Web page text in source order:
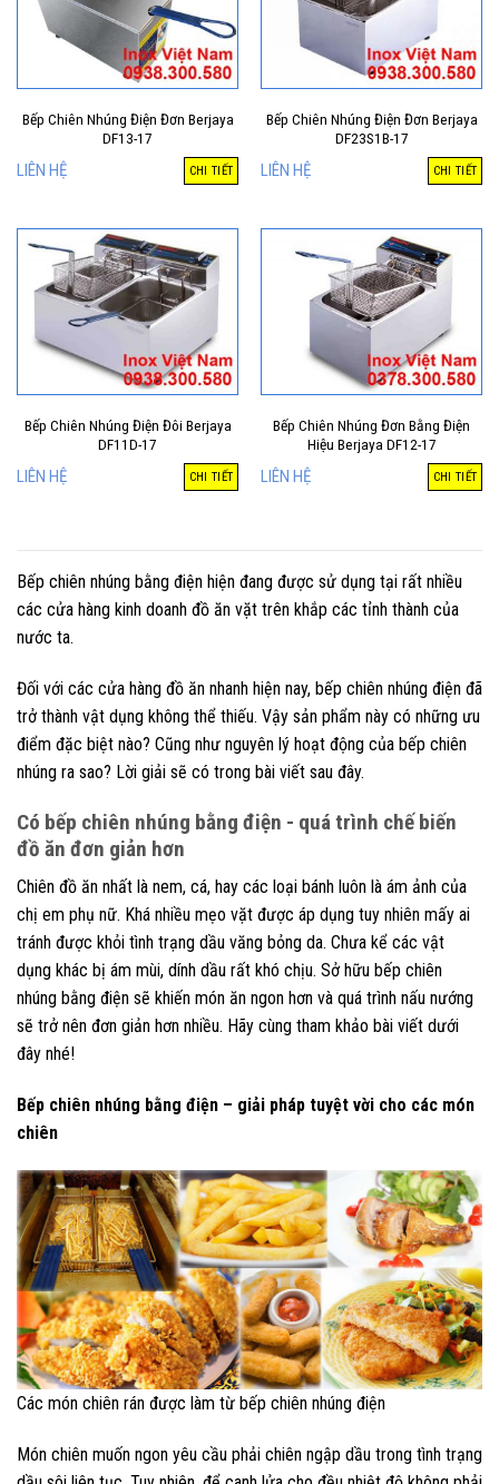
Bếp Chiên Nhúng Điện Đơn Berjaya
DF13-17
LIÊN HỆ CHI TIẾT
Bếp Chiên Nhúng Điện Đơn Berjaya
DF23S1B-17
LIÊN HỆ CHI TIẾT
Bếp Chiên Nhúng Điện Đôi Berjaya
DF11D-17
LIÊN HỆ CHI TIẾT
Bếp Chiên Nhúng Đơn Bằng Điện
Hiệu Berjaya DF12-17
LIÊN HỆ CHI TIẾT
Bếp chiên nhúng bằng điện hiện đang được sử dụng tại rất nhiều
các cửa hàng kinh doanh đồ ăn vặt trên khắp các tỉnh thành của
nước ta.
Đối với các cửa hàng đồ ăn nhanh hiện nay, bếp chiên nhúng điện đã
trở thành vật dụng không thể thiếu. Vậy sản phẩm này có những ưu
điểm đặc biệt nào? Cũng như nguyên lý hoạt động của bếp chiên
nhúng ra sao? Lời giải sẽ có trong bài viết sau đây.
Có bếp chiên nhúng bằng điện - quá trình chế biến
đồ ăn đơn giản hơn
Chiên đồ ăn nhất là nem, cá, hay các loại bánh luôn là ám ảnh của
chị em phụ nữ. Khá nhiều mẹo vặt được áp dụng tuy nhiên mấy ai
tránh được khỏi tình trạng dầu văng bỏng da. Chưa kể các vật
dụng khác bị ám mùi, dính dầu rất khó chịu. Sở hữu bếp chiên
nhúng bằng điện sẽ khiến món ăn ngon hơn và quá trình nấu nướng
sẽ trở nên đơn giản hơn nhiều. Hãy cùng tham khảo bài viết dưới
đây nhé!
Bếp chiên nhúng bằng điện – giải pháp tuyệt vời cho các món
chiên
Các món chiên rán được làm từ bếp chiên nhúng điện
Món chiên muốn ngon yêu cầu phải chiên ngập dầu trong tình trạng